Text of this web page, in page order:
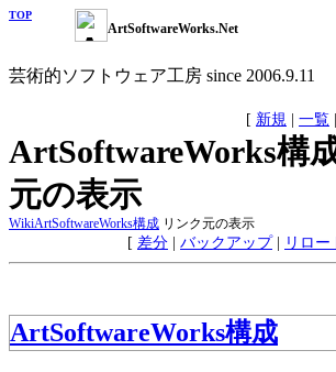
TOP
ArtSoftwareWorks.Net
芸術的ソフトウェア工房 since 2006.9.11
[ 新規 | 一覧 |
ArtSoftwareWorks構
元の表示
WikiArtSoftwareWorks構成 リンク元の表示
[ 差分 | バックアップ| リロー
ArtSoftwareWorks構成